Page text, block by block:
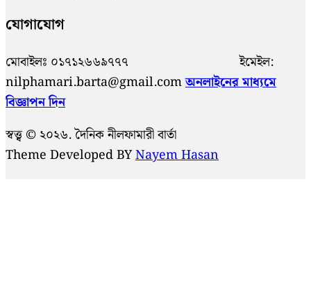
যোগাযোগ
মোবাইলঃ ০১৭১২৬৬৯৭৭৭ ইমেইল:
nilphamari.barta@gmail.comঅনলাইনের মাধ্যমে
বিজ্ঞাপন দিন
স্বত্ত্ব © ২০২৬. দৈনিক নীলফামারী বার্তা
Theme Developed BYNayem Hasan